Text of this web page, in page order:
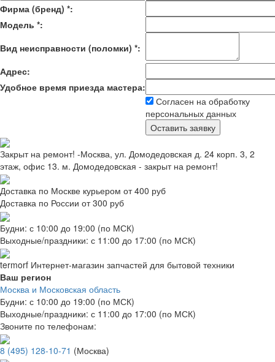
Фирма (бренд) *:
Модель *:
Вид неисправности (поломки) *:
Адрес:
Удобное время приезда мастера:
Согласен на обработку
персональных данных
Закрыт на ремонт! -Москва, ул. Домодедовская д. 24 корп. 3, 2
этаж, офис 13. м. Домодедовская - закрыт на ремонт!
Доставка по Москве курьером от 400 руб
Доставка по России от 300 руб
Будни: с 10:00 до 19:00 (по МСК)
Выходные/праздники: с 11:00 до 17:00 (по МСК)
termorf Интернет-магазин запчастей для бытовой техники
Ваш регион
Москва и Московская область
Будни: с 10:00 до 19:00 (по МСК)
Выходные/праздники: с 11:00 до 17:00 (по МСК)
Звоните по телефонам:
8 (495) 128-10-71 (Москва)